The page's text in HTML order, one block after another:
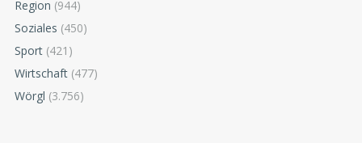
Region (944)
Soziales (450)
Sport (421)
Wirtschaft (477)
Wörgl (3.756)